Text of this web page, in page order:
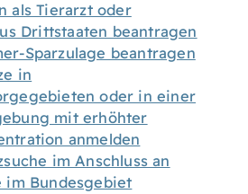
als Tierarzt oder
Drittstaaten beantragen
Sparzulage beantragen
in
oder in einer
mit erhöhter
anmelden
im Anschluss an
im Bundesgebiet